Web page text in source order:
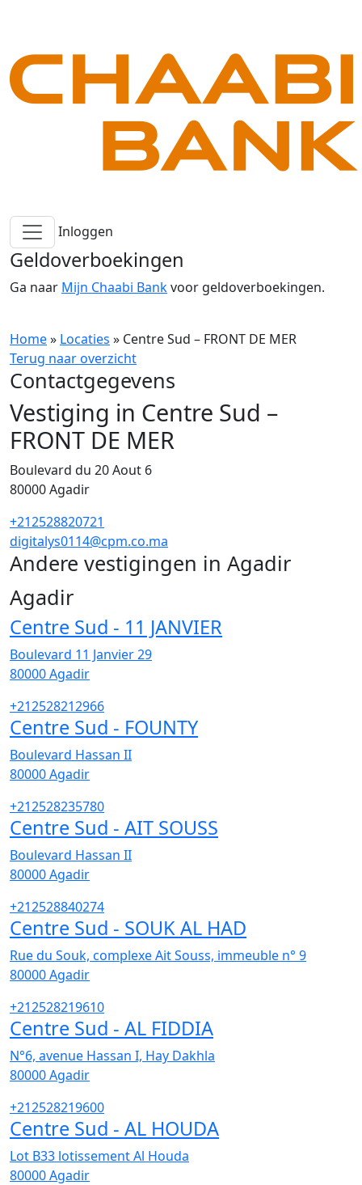
Inloggen
Geldoverboekingen
Ga naar Mijn Chaabi Bankvoor geldoverboekingen.
Home» Locaties » Centre Sud – FRONT DE MER
Terug naar overzicht
Contactgegevens
Vestiging in Centre Sud –
FRONT DE MER
Boulevard du 20 Aout 6
80000Agadir
+212528820721
digitalys0114@cpm.co.ma
Andere vestigingen in Agadir
Agadir
Centre Sud - 11 JANVIER
Boulevard 11 Janvier 29
80000Agadir
+212528212966
Centre Sud - FOUNTY
Boulevard Hassan II
80000Agadir
+212528235780
Centre Sud - AIT SOUSS
Boulevard Hassan II
80000Agadir
+212528840274
Centre Sud - SOUK AL HAD
Rue du Souk, complexe Ait Souss, immeuble n° 9
80000Agadir
+212528219610
Centre Sud - AL FIDDIA
N°6, avenue Hassan I, Hay Dakhla
80000Agadir
+212528219600
Centre Sud - AL HOUDA
Lot B33 lotissement Al Houda
80000Agadir